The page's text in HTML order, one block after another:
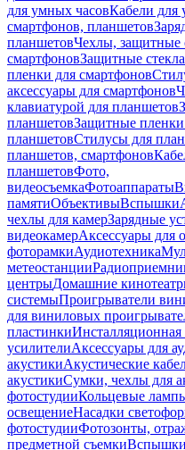
для умных часовКабели для
смартфонов, планшетов
планшетовЧехлы, защитные
смартфоновЗащитные
пленки для смартфонов
аксессуары для смартфонов
клавиатурой для планшетов
планшетовЗащитные
планшетовСтилусы для
планшетов, смартфонов
планшетовФото,
видеосъемкаФотоаппараты
памятиОбъективыВспышки
чехлы для камерЗарядные
видеокамерАксессуары для
фоторамкиАудиотехника
метеостанции
центрыДомашние
системыПроигрыватели
для виниловых
пластинкиИнсталляционная
усилителиАксессуары для
акустикиАкустические
акустикиСумки, чехлы для
фотостудииКольцевые
освещениеНасадки
фотостудииФотозонты,
предметной съемки